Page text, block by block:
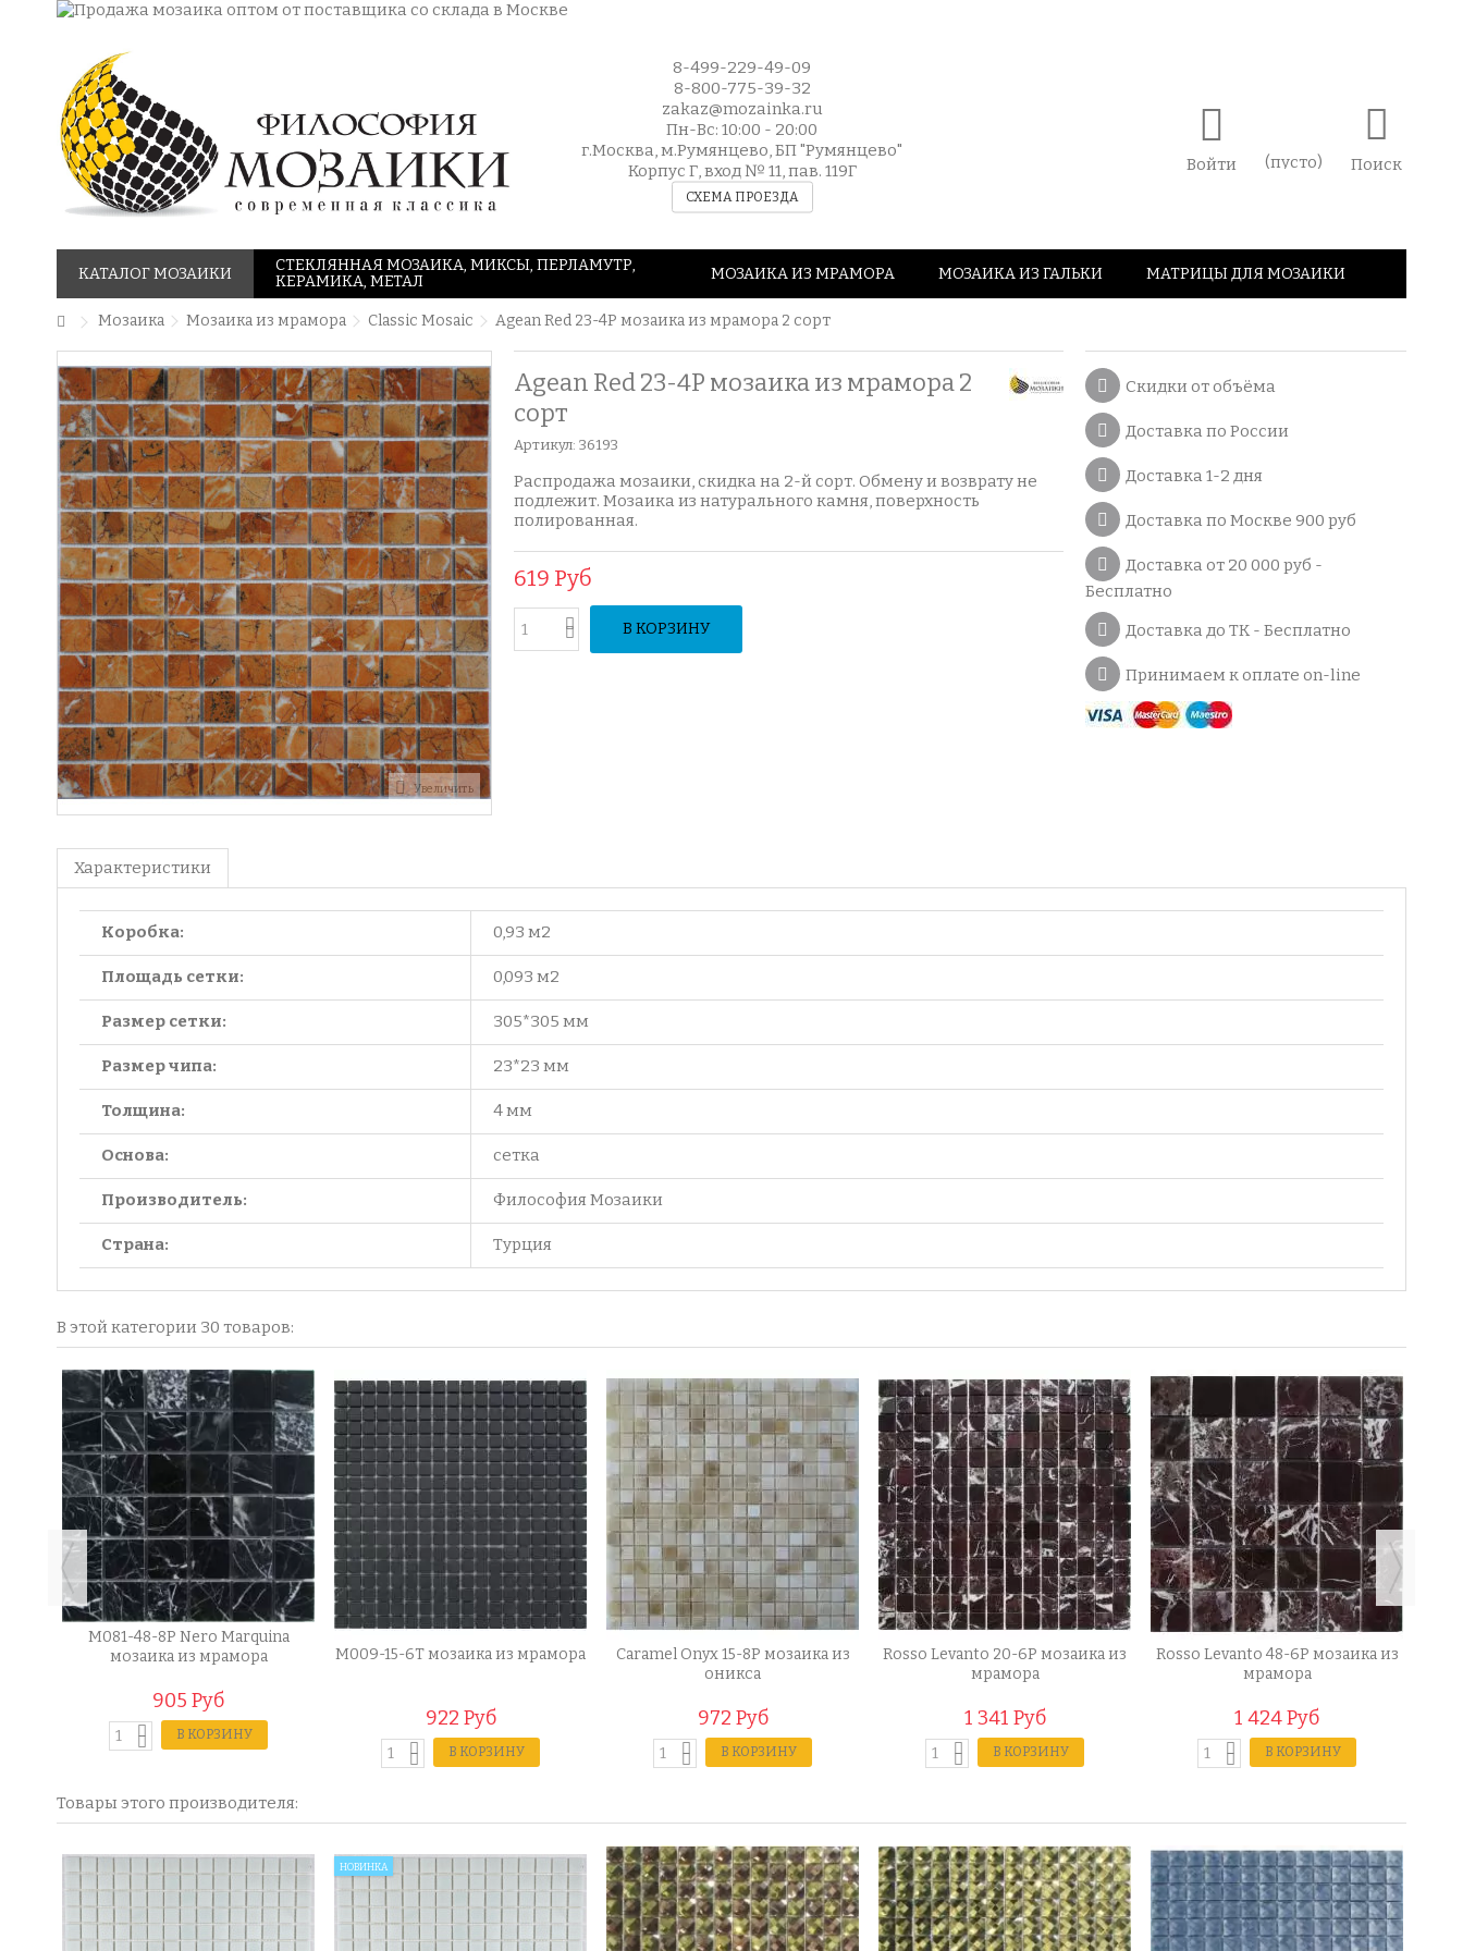
8-499-229-49-09
8-800-775-39-32
zakaz@mozainka.ru
Пн-Вс: 10:00 - 20:00
г.Москва, м.Румянцево, БП "Румянцево"
Корпус Г, вход № 11, пав. 119Г
СХЕМА ПРОЕЗДА
Поиск
(пусто)
Войти
КАТАЛОГ МОЗАИКИ
СТЕКЛЯННАЯ МОЗАИКА, МИКСЫ, ПЕРЛАМУТР,
КЕРАМИКА, МЕТАЛ
МОЗАИКА ИЗ МРАМОРА МОЗАИКА ИЗ ГАЛЬКИ МАТРИЦЫ ДЛЯ МОЗАИКИ
Мозаика Мозаика из мрамора Classic Mosaic Agean Red 23-4P мозаика из мрамора 2 сорт
Увеличить
Agean Red 23-4P мозаика из мрамора 2
сорт
Артикул: 36193
Распродажа мозаики, скидка на 2-й сорт. Обмену и возврату не
подлежит. Мозаика из натурального камня, поверхность
полированная.
619 Руб
В КОРЗИНУ
Скидки от объёма
Доставка по России
Доставка 1-2 дня
Доставка по Москве 900 руб
Доставка от 20 000 руб -
Бесплатно
Доставка до ТК - Бесплатно
Принимаем к оплате on-line
Характеристики
Коробка: 0,93 м2
Площадь сетки: 0,093 м2
Размер сетки: 305*305 мм
Размер чипа: 23*23 мм
Толщина: 4 мм
Основа: сетка
Производитель: Философия Мозаики
Страна: Турция
В этой категории 30 товаров:
M081-48-8P Nero Marquina
мозаика из мрамора
905 Руб
В КОРЗИНУ
M009-15-6T мозаика из мрамора
922 Руб
В КОРЗИНУ
Caramel Onyx 15-8P мозаика из
оникса
972 Руб
В КОРЗИНУ
Rosso Levanto 20-6P мозаика из
мрамора
1 341 Руб
В КОРЗИНУ
Rosso Levanto 48-6P мозаика из
мрамора
1 424 Руб
В КОРЗИНУ
Товары этого производителя:
НОВИНКА